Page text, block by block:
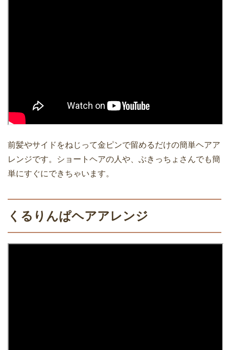
前髪やサイドをねじって金ピンで留めるだけの簡単ヘアア
レンジです。ショートヘアの人や、ぶきっちょさんでも簡
単にすぐにできちゃいます。
くるりんぱヘアアレンジ